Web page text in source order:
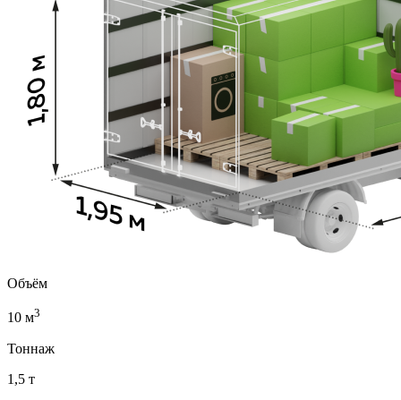
Объём
10 м3
Тоннаж
1,5 т